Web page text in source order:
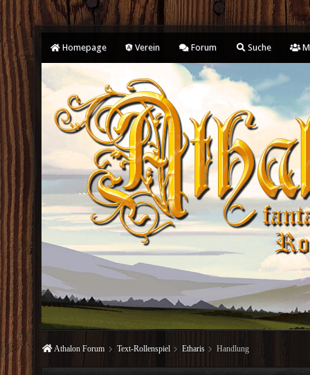
Homepage Verein Forum Suche
Athalon Forum Text-Rollenspiel Etharis Handlung